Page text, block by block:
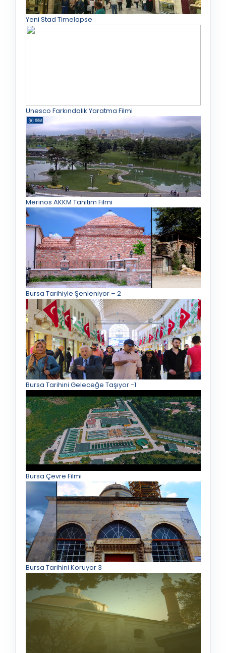
Yeni Stad Timelapse
Unesco Farkındalık Yaratma Filmi
Merinos AKKM Tanıtım Filmi
Bursa Tarihiyle Şenleniyor – 2
Bursa Tarihini Geleceğe Taşıyor -1
Bursa Çevre Filmi
Bursa Tarihini Koruyor 3